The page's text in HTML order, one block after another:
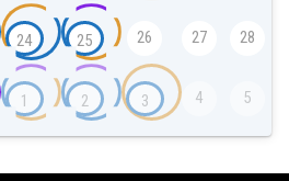
24 25 26 27 28
1 2 3 4 5